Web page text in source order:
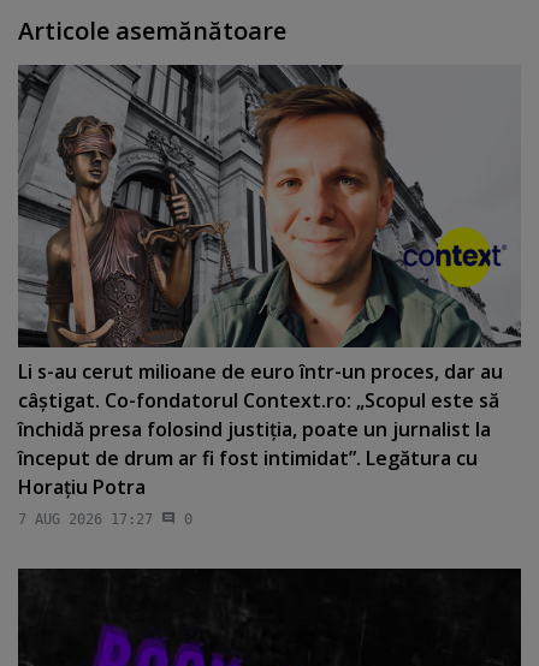
Articole asemănătoare
Li s-au cerut milioane de euro într-un proces, dar au
câştigat. Co-fondatorul Context.ro: „Scopul este să
închidă presa folosind justiţia, poate un jurnalist la
început de drum ar fi fost intimidat”. Legătura cu
Horaţiu Potra
7 AUG 2026 17:27 0